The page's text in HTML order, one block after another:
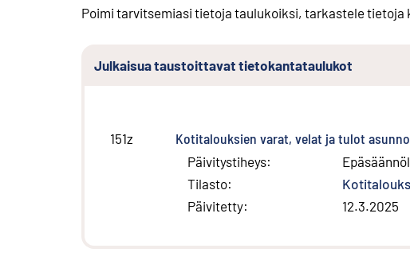
Poimi tarvitsemiasi tietoja taulukoiksi, tarkastele tietoja
Julkaisua taustoittavat tietokantataulukot
151z Kotitalouksien varat, velat ja tulot
Päivitystiheys:
Tilasto:
Päivitetty: 12.3.2025